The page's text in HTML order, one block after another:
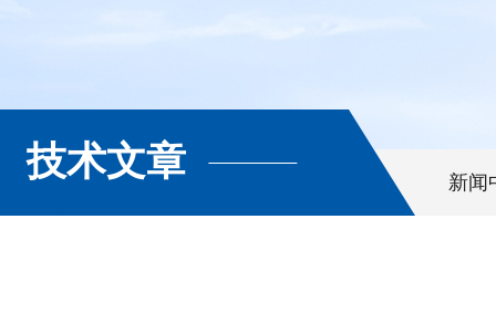
技术文章 新闻